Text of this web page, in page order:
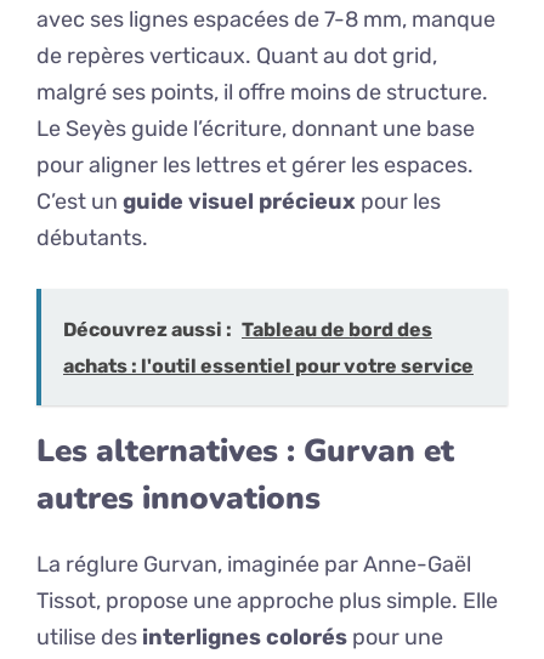
avec ses lignes espacées de 7-8 mm, manque
de repères verticaux. Quant au dot grid,
malgré ses points, il offre moins de structure.
Le Seyès guide l’écriture, donnant une base
pour aligner les lettres et gérer les espaces.
C’est un guide visuel précieux pour les
débutants.
Découvrez aussi : Tableau de bord des
achats : l'outil essentiel pour votre service
Les alternatives : Gurvan et
autres innovations
La réglure Gurvan, imaginée par Anne-Gaël
Tissot, propose une approche plus simple. Elle
utilise des interlignes colorés pour une